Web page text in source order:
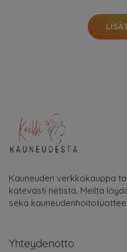
Kauneuden verkkokauppa
kätevästi netistä. Meiltä
sekä
Yhteydenotto